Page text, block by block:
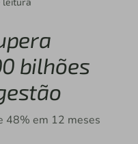
bilhões
48% em 12 meses